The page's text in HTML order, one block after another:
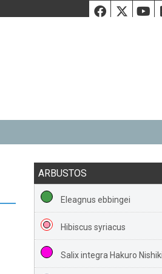
ARBUSTOS
Eleagnus ebbingei
Hibiscus syriacus
Salix integra Hakuro Nishiki